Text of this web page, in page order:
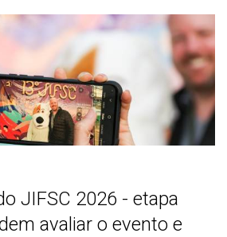
JIFSC 2026 - etapa
avaliar o evento e